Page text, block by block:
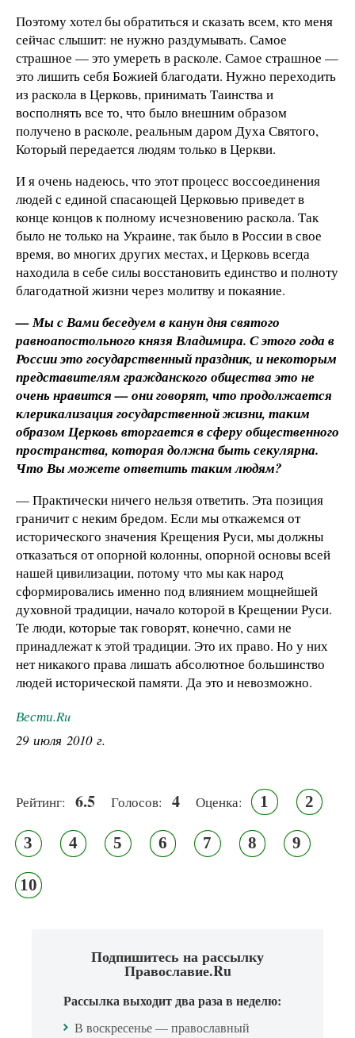
Поэтому хотел бы обратиться и сказать всем, кто меня
сейчас слышит: не нужно раздумывать. Самое
страшное — это умереть в расколе. Самое страшное —
это лишить себя Божией благодати. Нужно переходить
из раскола в Церковь, принимать Таинства и
восполнять все то, что было внешним образом
получено в расколе, реальным даром Духа Святого,
Который передается людям только в Церкви.
И я очень надеюсь, что этот процесс воссоединения
людей с единой спасающей Церковью приведет в
конце концов к полному исчезновению раскола. Так
было не только на Украине, так было в России в свое
время, во многих других местах, и Церковь всегда
находила в себе силы восстановить единство и полноту
благодатной жизни через молитву и покаяние.
— Мы с Вами беседуем в канун дня святого
равноапостольного князя Владимира. С этого года в
России это государственный праздник, и некоторым
представителям гражданского общества это не
очень нравится — они говорят, что продолжается
клерикализация государственной жизни, таким
образом Церковь вторгается в сферу общественного
пространства, которая должна быть секулярна.
Что Вы можете ответить таким людям?
— Практически ничего нельзя ответить. Эта позиция
граничит с неким бредом. Если мы откажемся от
исторического значения Крещения Руси, мы должны
отказаться от опорной колонны, опорной основы всей
нашей цивилизации, потому что мы как народ
сформировались именно под влиянием мощнейшей
духовной традиции, начало которой в Крещении Руси.
Те люди, которые так говорят, конечно, сами не
принадлежат к этой традиции. Это их право. Но у них
нет никакого права лишать абсолютное большинство
людей исторической памяти. Да это и невозможно.
Вести.Ru
29 июля 2010 г.
Рейтинг: 6.5 Голосов: 4 Оценка: 1 2
3 4 5 6 7 8 9
10
Подпишитесь на рассылку
Православие.Ru
Рассылка выходит два раза в неделю:
В воскресенье — православный